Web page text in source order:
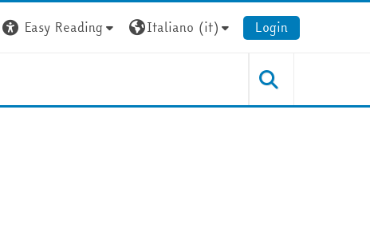
Easy Reading
Italiano ‎(it)‎ Login